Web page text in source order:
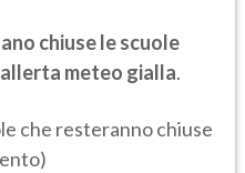
chiuse le scuole
meteo gialla.
che resteranno chiuse